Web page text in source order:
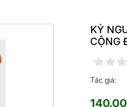
KỶ
CỘNG
Tác giả: